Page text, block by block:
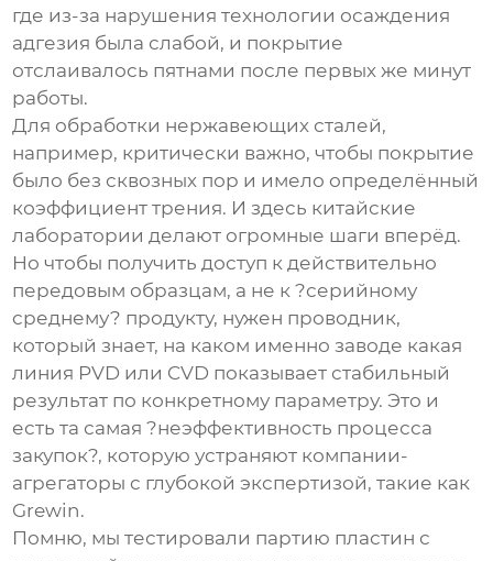
где из-за нарушения технологии осаждения
адгезия была слабой, и покрытие
отслаивалось пятнами после первых же минут
работы.
Для обработки нержавеющих сталей,
например, критически важно, чтобы покрытие
было без сквозных пор и имело определённый
коэффициент трения. И здесь китайские
лаборатории делают огромные шаги вперёд.
Но чтобы получить доступ к действительно
передовым образцам, а не к ?серийному
среднему? продукту, нужен проводник,
который знает, на каком именно заводе какая
линия PVD или CVD показывает стабильный
результат по конкретному параметру. Это и
есть та самая ?неэффективность процесса
закупок?, которую устраняют компании-
агрегаторы с глубокой экспертизой, такие как
Grewin.
Помню, мы тестировали партию пластин с